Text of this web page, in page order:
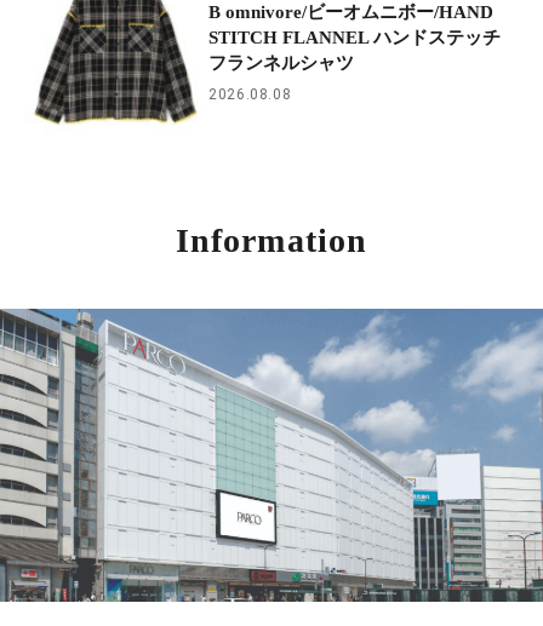
B omnivore/ビーオムニボー/HAND
STITCH FLANNEL ハンドステッチ
フランネルシャツ
2026.08.08
Information